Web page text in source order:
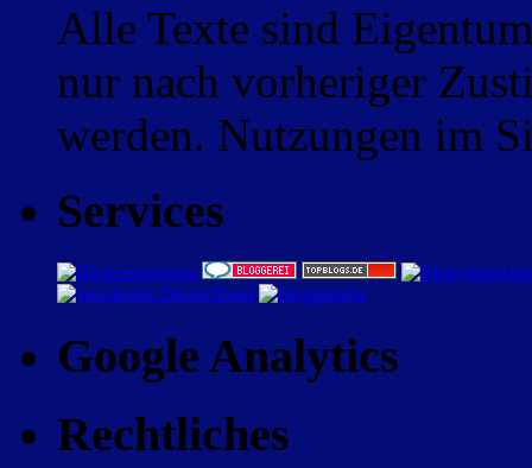
Alle Texte sind
nur nach vorheriger
werden. Nutzungen im
Services
Google Analytics
Rechtliches